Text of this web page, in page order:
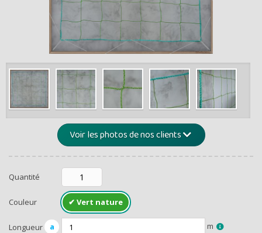
Montants et
de -5%
Voir les photos de nos clients
Quantité
Couleur
Longueur a m